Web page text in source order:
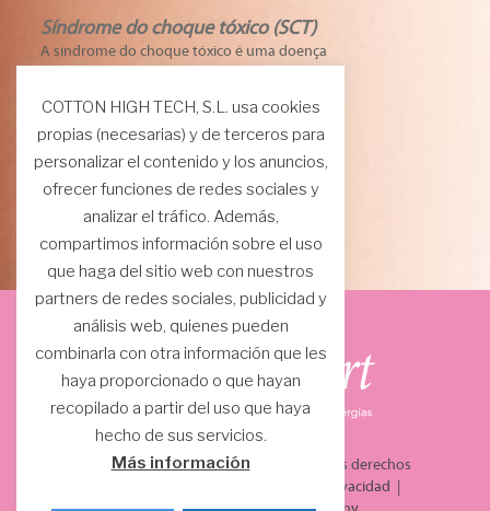
Síndrome do choque tóxico (SCT)
A síndrome do choque tóxico é uma doença
risco de SCT é maior em adolescentes e
mulheres com menos de 30 anos do que em
mulheres mais velhas.
Mais informação
© 2021 COTTON HIGH TECH, S.L. Todos los derechos
Política de privacidad
COTTON HIGH TECH, S.L. usa cookies
propias (necesarias) y de terceros para
personalizar el contenido y los anuncios,
ofrecer funciones de redes sociales y
analizar el tráfico. Además,
compartimos información sobre el uso
que haga del sitio web con nuestros
partners de redes sociales, publicidad y
análisis web, quienes pueden
combinarla con otra información que les
haya proporcionado o que hayan
recopilado a partir del uso que haya
hecho de sus servicios.
Más información